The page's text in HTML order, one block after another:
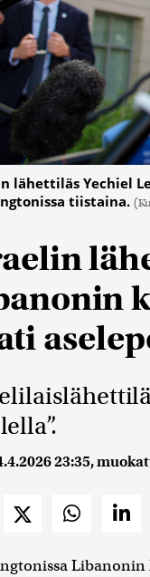
lähettiläs Yechiel
tiistaina.
23:35,